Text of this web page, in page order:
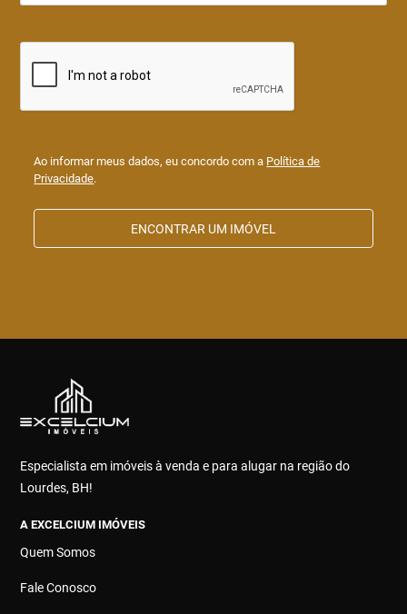
Ao informar meus dados, eu concordo com a Política de
Privacidade.
ENCONTRAR UM IMÓVEL
Especialista em imóveis à venda e para alugar na região do
Lourdes, BH!
A EXCELCIUM IMÓVEIS
Quem Somos
Fale Conosco